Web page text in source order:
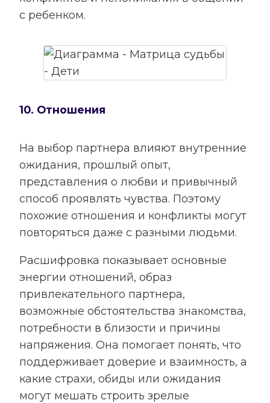
с ребенком.
10. Отношения
На выбор партнера влияют внутренние
ожидания, прошлый опыт,
представления о любви и привычный
способ проявлять чувства. Поэтому
похожие отношения и конфликты могут
повторяться даже с разными людьми.
Расшифровка показывает основные
энергии отношений, образ
привлекательного партнера,
возможные обстоятельства знакомства,
потребности в близости и причины
напряжения. Она помогает понять, что
поддерживает доверие и взаимность, а
какие страхи, обиды или ожидания
могут мешать строить зрелые